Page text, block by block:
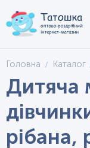
Головна Каталог
Дитяча
рібана,